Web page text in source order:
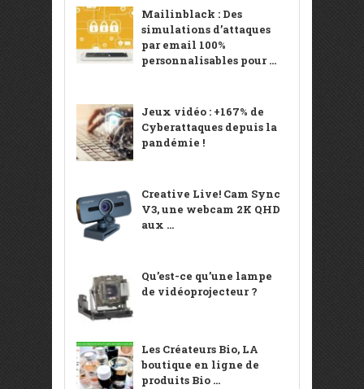
Mailinblack : Des
simulations d’attaques
par email 100%
personnalisables pour ...
Jeux vidéo : +167% de
Cyberattaques depuis la
pandémie !
Creative Live! Cam Sync
V3, une webcam 2K QHD
aux ...
Qu’est-ce qu’une lampe
de vidéoprojecteur ?
Les Créateurs Bio, LA
boutique en ligne de
produits Bio ...